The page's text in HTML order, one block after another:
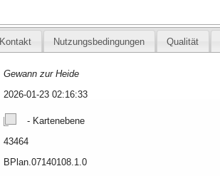
Kontakt Nutzungsbedingungen Qualität
Gewann zur Heide
2026-01-23 02:16:33
- Kartenebene
43464
BPlan.07140108.1.0